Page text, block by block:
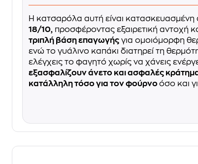
Η κατσαρόλα αυτή είναι κατασκευασμένη
18/10, προσφέροντας εξαιρετική αντοχή
τριπλή βάση επαγωγής για ομοιόμορφη
ενώ το γυάλινο καπάκι διατηρεί τη
ελέγχεις το φαγητό χωρίς να χάνεις
εξασφαλίζουν άνετο και ασφαλές
κατάλληλη τόσο για τον φούρνοόσο και